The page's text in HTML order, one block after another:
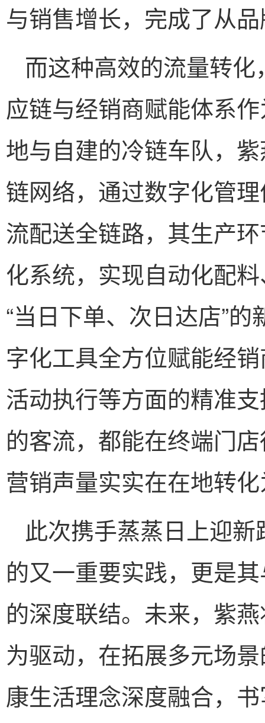
与销售增长，完成了从
而这种高效的流量转
应链与经销商赋能体系
地与自建的冷链车队，
链网络，通过数字化管
流配送全链路，其生产
化系统，实现自动化配
“当日下单、次日达店”
字化工具全方位赋能经
活动执行等方面的精准
的客流，都能在终端门
营销声量实实在在地转
此次携手蒸蒸日上迎
的又一重要实践，更是
的深度联结。未来，紫
为驱动，在拓展多元场
康生活理念深度融合，